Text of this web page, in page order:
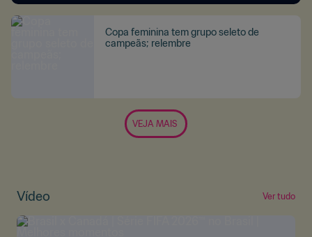
Copa feminina tem grupo seleto de
campeãs; relembre
VEJA MAIS
Vídeo Ver tudo